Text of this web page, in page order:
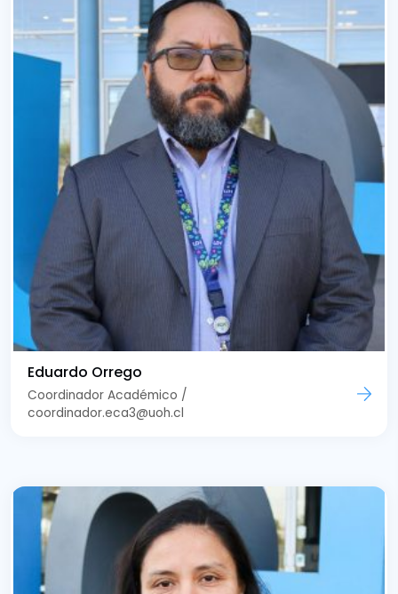
Eduardo Orrego
Coordinador Académico /
coordinador.eca3@uoh.cl